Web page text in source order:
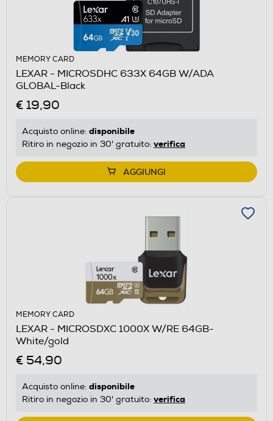
MEMORY CARD
LEXAR - MICROSDHC 633X 64GB W/ADA
GLOBAL-Black
€ 19,90
Acquisto online: disponibile
Ritiro in negozio in 30' gratuito: verifica
AGGIUNGI
MEMORY CARD
LEXAR - MICROSDXC 1000X W/RE 64GB-
White/gold
€ 54,90
Acquisto online: disponibile
Ritiro in negozio in 30' gratuito: verifica